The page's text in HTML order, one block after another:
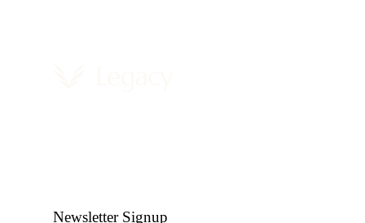
Newsletter Signup